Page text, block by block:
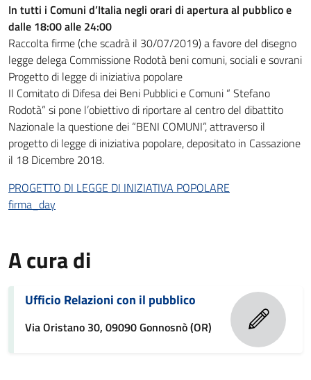
In tutti i Comuni d’Italia negli orari di apertura al pubblico e
dalle 18:00 alle 24:00
Raccolta firme (che scadrà il 30/07/2019) a favore del disegno
legge delega Commissione Rodotà beni comuni, sociali e sovrani
Progetto di legge di iniziativa popolare
Il Comitato di Difesa dei Beni Pubblici e Comuni “ Stefano
Rodotà” si pone l’obiettivo di riportare al centro del dibattito
Nazionale la questione dei “BENI COMUNI”, attraverso il
progetto di legge di iniziativa popolare, depositato in Cassazione
il 18 Dicembre 2018.
PROGETTO DI LEGGE DI INIZIATIVA POPOLARE
firma_day
A cura di
Ufficio Relazioni con il pubblico
Via Oristano 30, 09090 Gonnosnò (OR)